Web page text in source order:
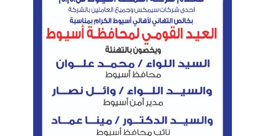
قال محمد لطفى المراقب المالى لهيئة التأمينات
الاجتماعية، إن المنظومة الجديدة تسهم فى التحول
الرقمى للهيئة، بما ينهى عصر الاعتماد على المستندات
الورقية، بحيث يقل وقت الانتظار ويصبح بإمكان المواطن
الحصول على الخدمة بشكل فورى، وكان فى الماضى
ملف الموظف المحال إلى المعاش يستغرق نحو شهر فى
الإجراءات واستيفاء المستندات بين الشركات والهيئة،
مشيرًا إلى أن الارتباط المالى سيتم من خلال الحاسب